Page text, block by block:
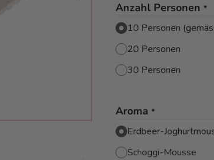
Anzahl Personen *
10 Personen
20 Personen
30 Personen
Aroma *
Erdbeer-
Schoggi-Mousse